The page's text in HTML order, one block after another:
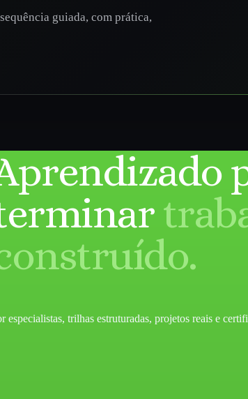
guiada, com prática,
trilhas estruturadas, projetos reais e